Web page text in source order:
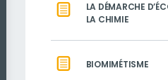
LA DÉMARCHE
LA CHIMIE
BIOMIMÉTISME